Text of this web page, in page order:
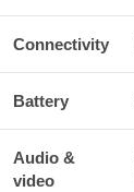
Connectivity
Battery
Audio &
video